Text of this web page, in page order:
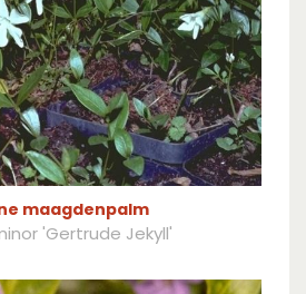
maagdenpalm
'Gertrude Jekyll'